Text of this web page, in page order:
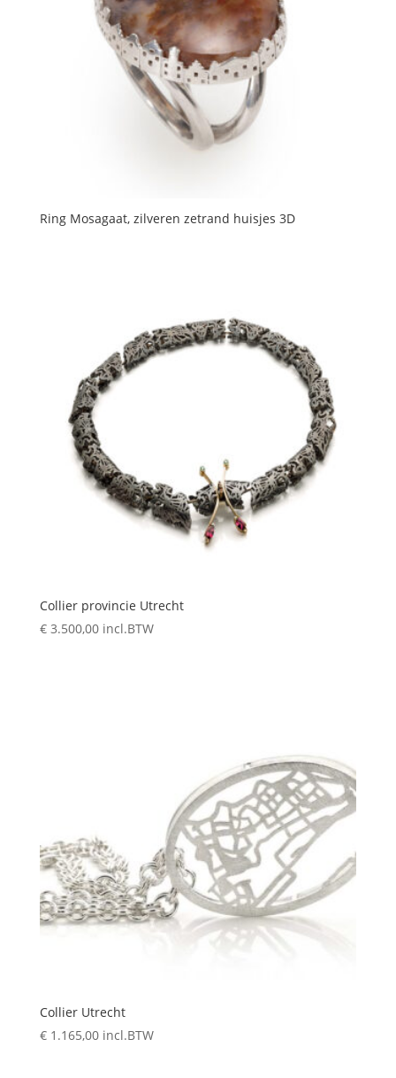
Ring Mosagaat, zilveren zetrand huisjes 3D
Collier provincie Utrecht
€3.500,00 incl.BTW
Collier Utrecht
€1.165,00 incl.BTW